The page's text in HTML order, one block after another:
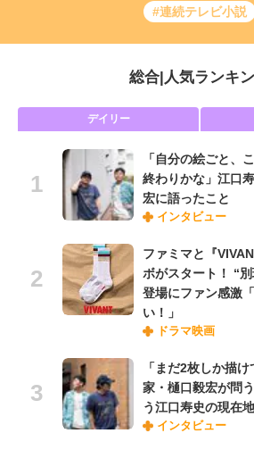
#連続テレビ小説
総合 人気ランキ
デイリー
「自分の絵ごと、
終わりかな」江口
宏に語ったこと
インタビュー
ファミマと『
ボがスタート！ “
登場にファン感激
い！」
ドラマ映画
「まだ2枚しか描
家・樋口毅宏が問
う江口寿史の現在地
インタビュー